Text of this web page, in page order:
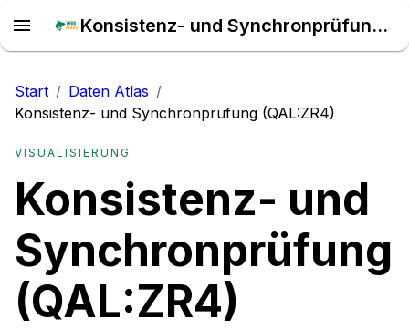
Konsistenz- und Synchronprüfung (QAL:ZR4) – Daten Atlas
Start / Daten Atlas /
Konsistenz- und Synchronprüfung (QAL:ZR4)
VISUALISIERUNG
Konsistenz- und
Synchronprüfung
(QAL:ZR4)